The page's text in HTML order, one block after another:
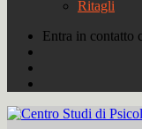
Ritagli
Entra in contatto